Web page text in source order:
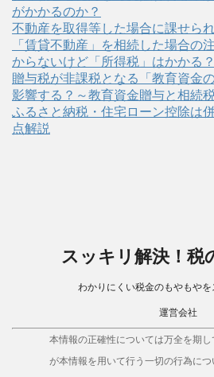
がかかるのか？
不動産を取得等した場合に課せら
「賃貸不動産」を相続した場合の
からないけど「所得税」はかかる？
贈与税が非課税となる「教育資金
影響する？～教育資金贈与と相続
ふるさと納税・住宅ローン控除は
点解説
スッキリ解決！税
わかりにくい税金のもやもやを
運営会社
本情報の正確性については万全を期
が本情報を用いて行う一切の行為に